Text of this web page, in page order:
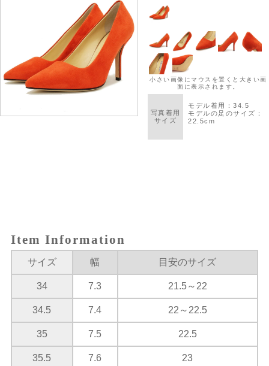
Item Information
サイズ 幅 目安のサイズ
34 7.3 21.5～22
34.5 7.4 22～22.5
35 7.5 22.5
35.5 7.6 23